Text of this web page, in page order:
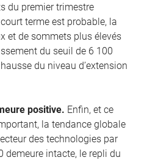
du premier trimestre
terme est probable, la
et de sommets plus élevés
du seuil de 6 100
du niveau d’extension
positive. Enfin, et ce
la tendance globale
des technologies par
demeure intacte, le repli du